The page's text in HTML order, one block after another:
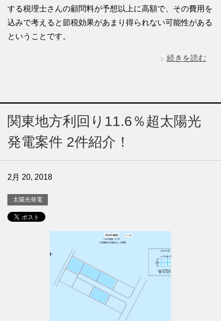
する税理士さんの顧問料が予想以上に高額で、その費用を
込みで考えると節税効果があまり得られない可能性がある
ということです。
続きを読む
関東地方利回り11.6％超太陽光
発電案件 2件紹介！
2月 20, 2018
太陽光発電